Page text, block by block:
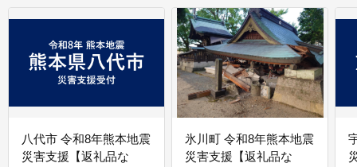
八代市 令和8年熊本地震
災害支援【返礼品な
氷川町 令和8年熊本地震
災害支援【返礼品な